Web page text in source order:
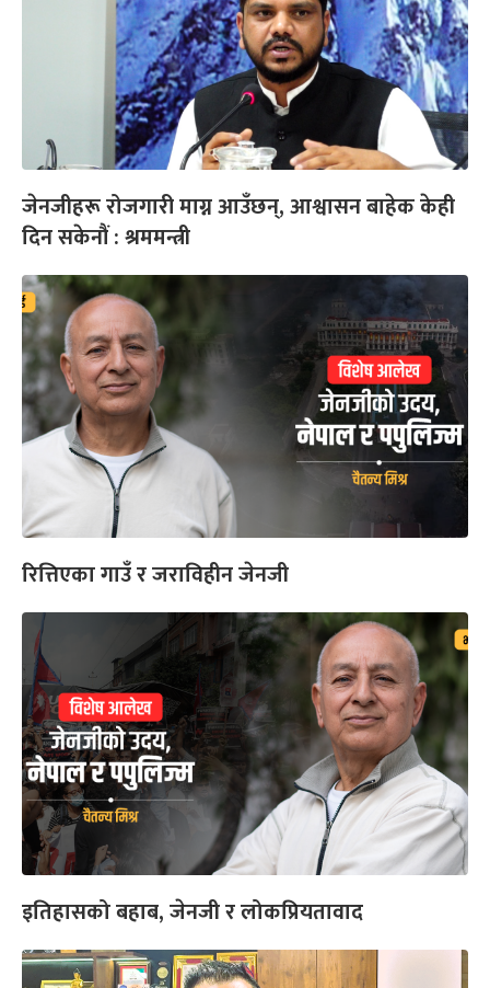
जेनजीहरू रोजगारी माग्न आउँछन्, आश्वासन बाहेक केही
दिन सकेनौं : श्रममन्त्री
रित्तिएका गाउँ र जराविहीन जेनजी
इतिहासको बहाब, जेनजी र लोकप्रियतावाद